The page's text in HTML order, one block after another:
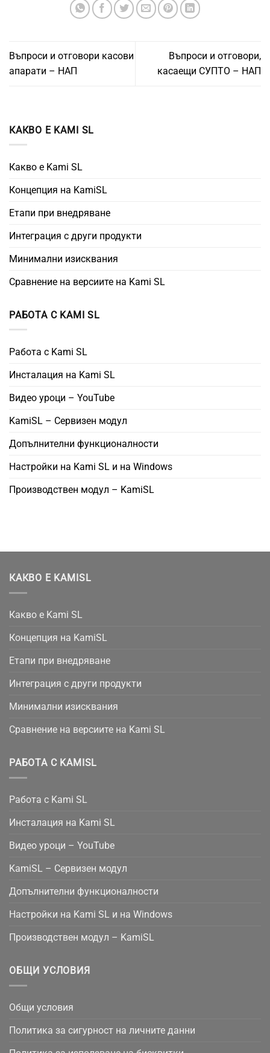
Въпроси и отговори касови
апарати – НАП
Въпроси и отговори,
касаещи СУПТО – НАП
КАКВО Е KAMI SL
Какво е Kami SL
Концепция на KamiSL
Етапи при внедряване
Интеграция с други продукти
Минимални изисквания
Сравнение на версиите на Kami SL
РАБОТА С KAMI SL
Работа с Kami SL
Инсталация на Kami SL
Видео уроци – YouTube
KamiSL – Сервизен модул
Допълнителни функционалности
Настройки на Kami SL и на Windows
Производствен модул – KamiSL
КАКВО Е KAMISL
Какво е Kami SL
Концепция на KamiSL
Етапи при внедряване
Интеграция с други продукти
Минимални изисквания
Сравнение на версиите на Kami SL
РАБОТА С KAMISL
Работа с Kami SL
Инсталация на Kami SL
Видео уроци – YouTube
KamiSL – Сервизен модул
Допълнителни функционалности
Настройки на Kami SL и на Windows
Производствен модул – KamiSL
ОБЩИ УСЛОВИЯ
Общи условия
Политика за сигурност на личните данни